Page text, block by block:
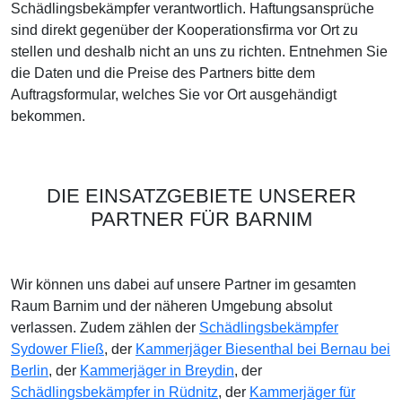
Schädlingsbekämpfer verantwortlich. Haftungsansprüche
sind direkt gegenüber der Kooperationsfirma vor Ort zu
stellen und deshalb nicht an uns zu richten. Entnehmen Sie
die Daten und die Preise des Partners bitte dem
Auftragsformular, welches Sie vor Ort ausgehändigt
bekommen.
DIE EINSATZGEBIETE UNSERER
PARTNER FÜR BARNIM
Wir können uns dabei auf unsere Partner im gesamten
Raum Barnim und der näheren Umgebung absolut
verlassen. Zudem zählen der Schädlingsbekämpfer
Sydower Fließ, der Kammerjäger Biesenthal bei Bernau bei
Berlin, der Kammerjäger in Breydin, der
Schädlingsbekämpfer in Rüdnitz, der Kammerjäger für